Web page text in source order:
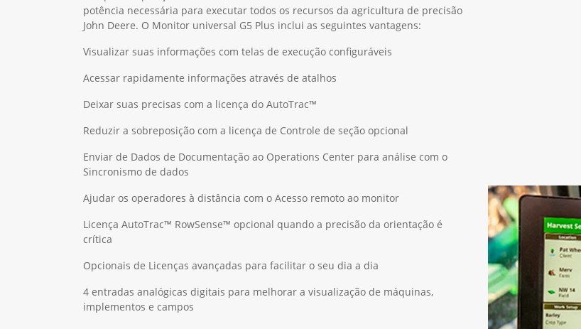
potência necessária para executar todos os recursos da agricultura de precisão
John Deere. O Monitor universal G5 Plus inclui as seguintes vantagens:
Visualizar suas informações com telas de execução configuráveis
Acessar rapidamente informações através de atalhos
Deixar suas precisas com a licença do AutoTrac™
Reduzir a sobreposição com a licença de Controle de seção opcional
Enviar de Dados de Documentação ao Operations Center para análise com o
Sincronismo de dados
Ajudar os operadores à distância com o Acesso remoto ao monitor
Licença AutoTrac™ RowSense™ opcional quando a precisão da orientação é
crítica
Opcionais de Licenças avançadas para facilitar o seu dia a dia
4 entradas analógicas digitais para melhorar a visualização de máquinas,
implementos e campos